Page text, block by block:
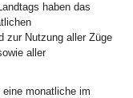
haben das
zur Nutzung aller Züge
aller
monatliche im